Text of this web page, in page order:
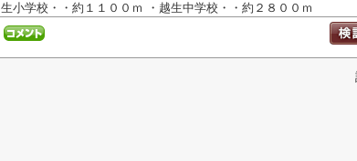
生小学校・・約１１００ｍ ・越生中学校・・約２８００ｍ